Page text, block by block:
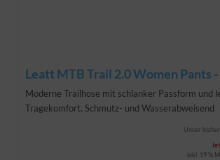
Leatt MTB Trail 2.0 Women Pants
Moderne Trailhose mit schlanker Passform und
Tragekomfort. Schmutz- und Wasserabweisend
Unser
inkl. 19 %